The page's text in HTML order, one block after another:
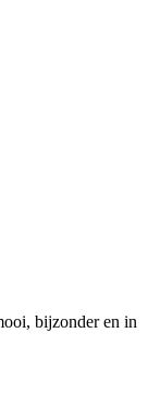
bijzonder en in